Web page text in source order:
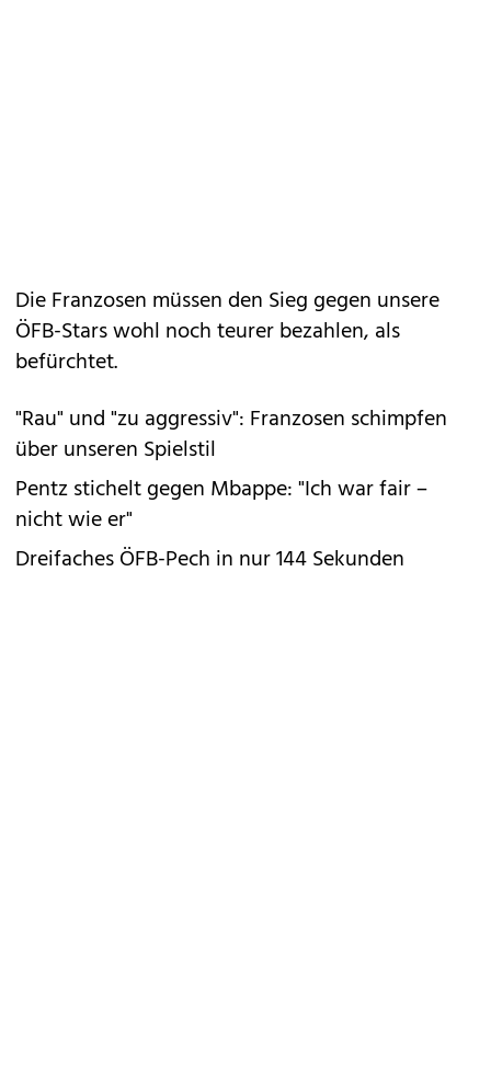
Die Franzosen müssen den Sieg gegen unsere
ÖFB-Stars wohl noch teurer bezahlen, als
befürchtet.
"Rau" und "zu aggressiv": Franzosen schimpfen
über unseren Spielstil
Pentz stichelt gegen Mbappe: "Ich war fair –
nicht wie er"
Dreifaches ÖFB-Pech in nur 144 Sekunden